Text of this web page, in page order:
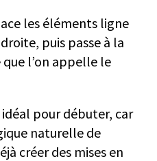
les éléments ligne
puis passe à la
que l’on appelle le
pour débuter, car
naturelle de
créer des mises en